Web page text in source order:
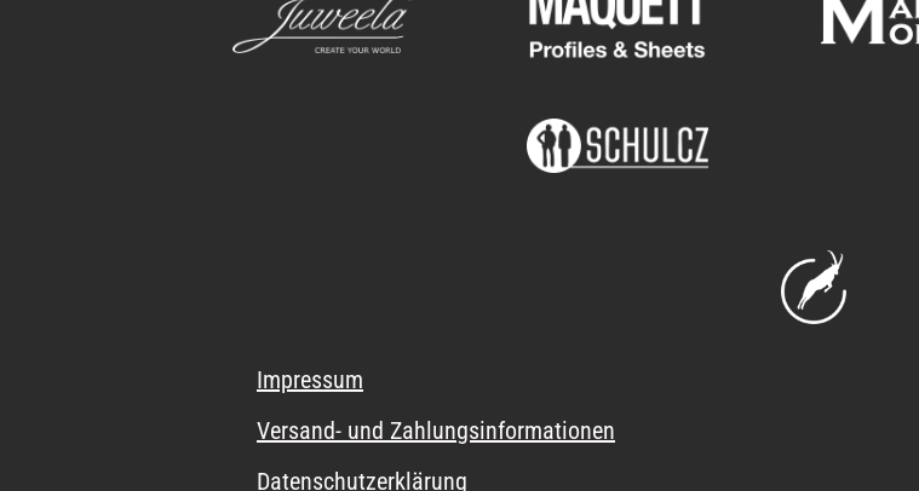
Impressum
Versand- und Zahlungsinformationen
Datenschutzerklärung